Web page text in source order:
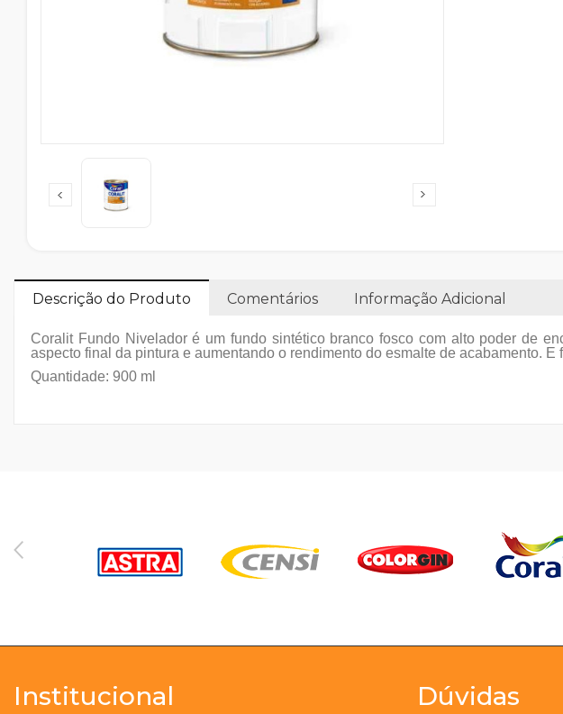
Descrição do Produto Comentários Informação Adicional
Coralit Fundo Nivelador é um fundo sintético branco fosco com alto poder de
aspecto final da pintura e aumentando o rendimento do esmalte de acabamento.
Quantidade: 900 ml
Institucional Dúvidas